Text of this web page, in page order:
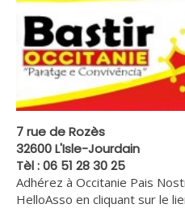
7 rue de Rozès
32600 L'Isle-Jourdain
Tèl : 06 51 28 30 25
Adhérez à Occitanie Pais
HelloAsso en cliquant sur le